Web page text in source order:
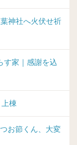
神社へ火伏せ祈
家｜感謝を込
棟
お節くん、大変